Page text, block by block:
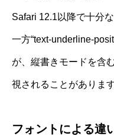
Safari 12.1以降で十分
一方“text-underline-
が、縦書きモードを含
視されることがあります
フォントによる違